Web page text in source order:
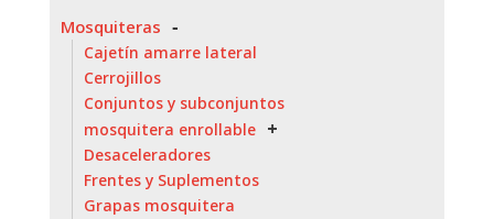
Mosquiteras
Cajetín amarre lateral
Cerrojillos
Conjuntos y subconjuntos
mosquitera enrollable
Desaceleradores
Frentes y Suplementos
Grapas mosquitera